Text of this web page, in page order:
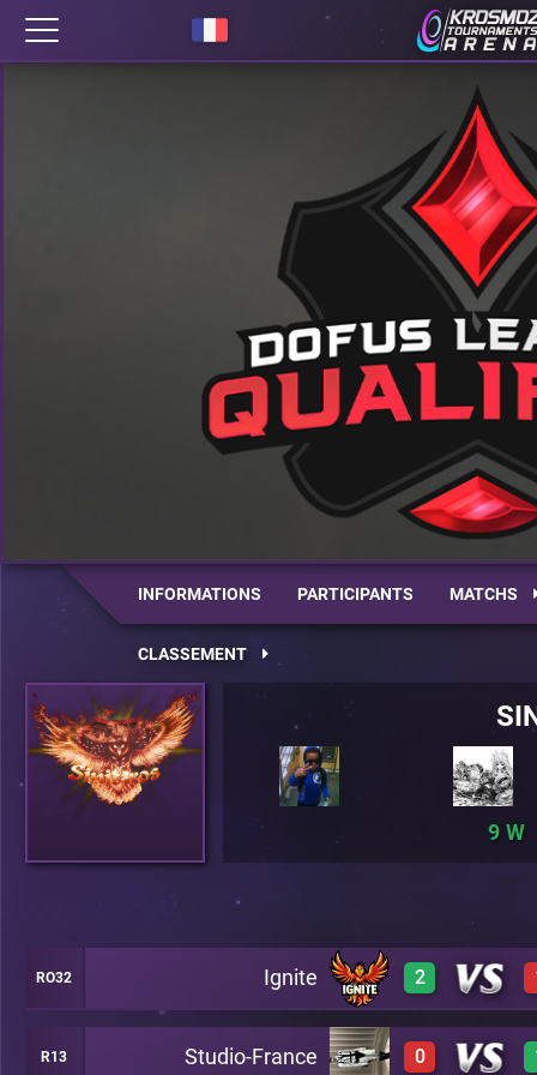
INFORMATIONS PARTICIPANTS MATCHS
CLASSEMENT
9
RO32 Ignite 2
3 A23
R13 Studio-France 0